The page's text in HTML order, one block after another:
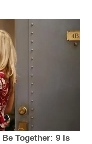
Together: 9 Is